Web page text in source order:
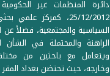
25/12/2012، كمركز
السياسية والمجتمعية، فضلاً عن
الراهنة والمحتملة في الشأن
ويتعامل مع باحثين من
وخارجه، حيث تحتضن بغداد